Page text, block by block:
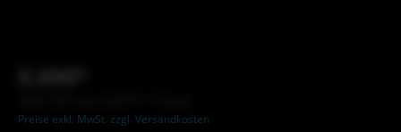
Preise exkl. MwSt. zzgl. Versandkosten